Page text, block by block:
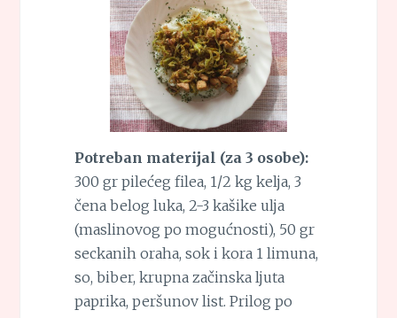
Potreban materijal (za 3 osobe):
300 gr pilećeg filea, 1/2 kg kelja, 3
čena belog luka, 2-3 kašike ulja
(maslinovog po mogućnosti), 50 gr
seckanih oraha, sok i kora 1 limuna,
so, biber, krupna začinska ljuta
paprika, peršunov list. Prilog po